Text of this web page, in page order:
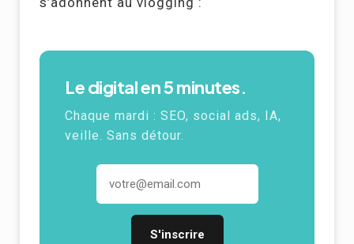
Le digital en 5 minutes.
Chaque mardi : SEO, social ads, IA,
veille. Sans détour.